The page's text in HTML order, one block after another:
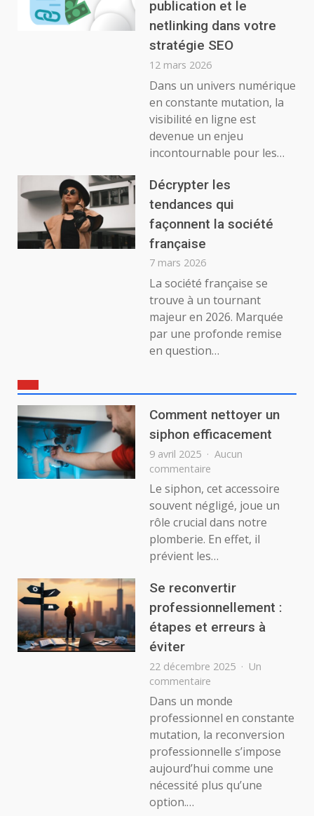
publication et le
netlinking dans votre
stratégie SEO
12 mars 2026
Dans un univers numérique
en constante mutation, la
visibilité en ligne est
devenue un enjeu
incontournable pour les…
Décrypter les
tendances qui
façonnent la société
française
7 mars 2026
La société française se
trouve à un tournant
majeur en 2026. Marquée
par une profonde remise
en question…
Comment nettoyer un
siphon efficacement
9 avril 2025
Aucun
commentaire
Comment
nettoyer
un
siphon
efficacement
Le siphon, cet accessoire
souvent négligé, joue un
rôle crucial dans notre
plomberie. En effet, il
prévient les…
Se reconvertir
professionnellement :
étapes et erreurs à
éviter
22 décembre 2025
Un
commentaire
reconvertir
professionnellement
:
étapes
et
erreurs
Dans un monde
professionnel en constante
mutation, la reconversion
professionnelle s’impose
aujourd’hui comme une
nécessité plus qu’une
option.…